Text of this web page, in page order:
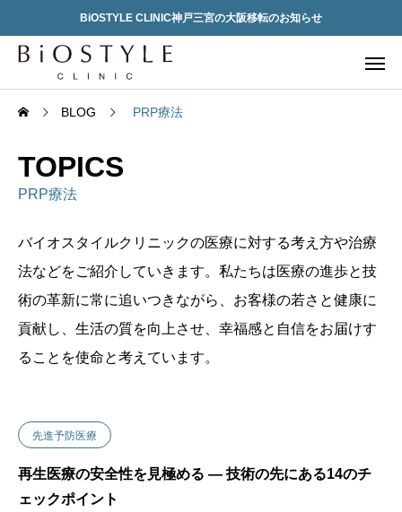
BiOSTYLE CLINIC神戸三宮の大阪移転のお知らせ
BLOG PRP療法
TOPICS
PRP療法
バイオスタイルクリニックの医療に対する考え方や治療
法などをご紹介していきます。私たちは医療の進歩と技
術の革新に常に追いつきながら、お客様の若さと健康に
貢献し、生活の質を向上させ、幸福感と自信をお届けす
ることを使命と考えています。
先進予防医療
再生医療の安全性を見極める ― 技術の先にある14のチ
ェックポイント